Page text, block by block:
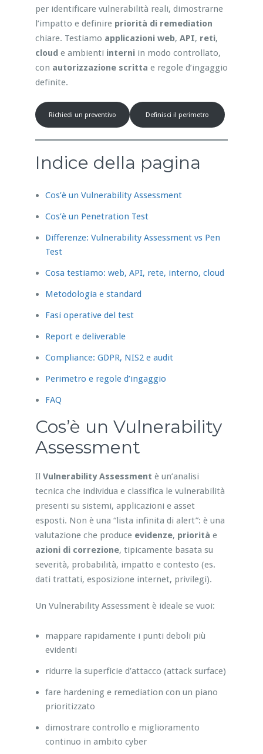
per identificare vulnerabilità reali, dimostrarne
l’impatto e definire priorità di remediation
chiare. Testiamo applicazioni web, API, reti,
cloude ambienti interniin modo controllato,
con autorizzazione scritta e regole d’ingaggio
definite.
Richiedi un preventivo Definisci il perimetro
Indice della pagina
Cos’è un Vulnerability Assessment
Cos’è un Penetration Test
Differenze: Vulnerability Assessment vs Pen
Test
Cosa testiamo: web, API, rete, interno, cloud
Metodologia e standard
Fasi operative del test
Report e deliverable
Compliance: GDPR, NIS2 e audit
Perimetro e regole d’ingaggio
FAQ
Cos’è un Vulnerability
Assessment
Il Vulnerability Assessment è un’analisi
tecnica che individua e classifica le vulnerabilità
presenti su sistemi, applicazioni e asset
esposti. Non è una “lista infinita di alert”: è una
valutazione che produce evidenze, priorità e
azioni di correzione, tipicamente basata su
severità, probabilità, impatto e contesto (es.
dati trattati, esposizione internet, privilegi).
Un Vulnerability Assessment è ideale se vuoi:
mappare rapidamente i punti deboli più
evidenti
ridurre la superficie d’attacco (attack surface)
fare hardening e remediation con un piano
prioritizzato
dimostrare controllo e miglioramento
continuo in ambito cyber